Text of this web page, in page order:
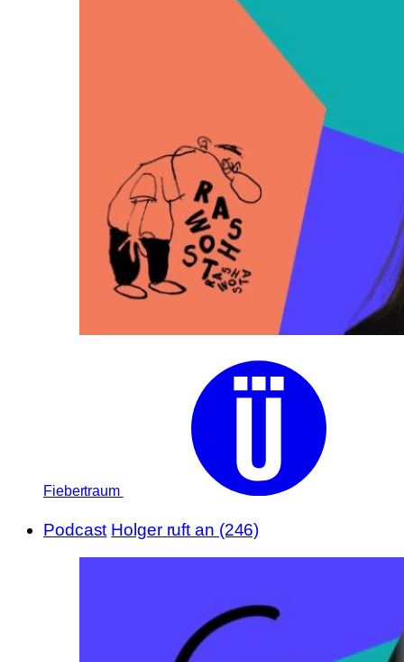
Fiebertraum
Podcast Holger ruft an (246)